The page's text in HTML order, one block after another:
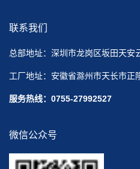
联系我们
总部地址：深圳市龙岗区坂田天安
工厂地址：安徽省滁州市天长市正
服务热线：0755-27992527
微信公众号